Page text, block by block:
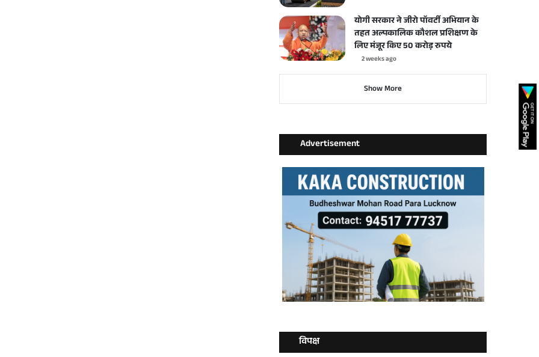
योगी सरकार ने जीरो पॉवर्टी अभियान के
तहत अल्पकालिक कौशल प्रशिक्षण के
लिए मंजूर किए 50 करोड़ रुपये
2 weeks ago
Show More
Advertisement
विपक्ष